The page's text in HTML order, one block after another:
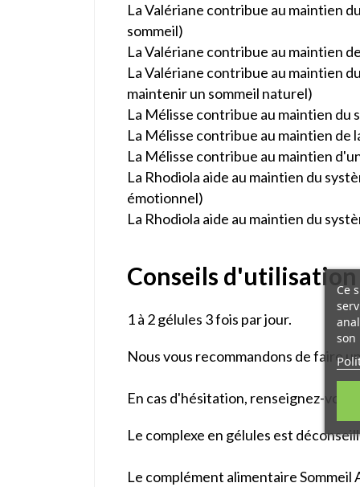
La Valériane contribue au maintien
sommeil)
La Valériane contribue au maintien
La Valériane contribue au maintien
maintenir un sommeil naturel)
La Mélisse contribue au maintien du
La Mélisse contribue au maintien de
La Mélisse contribue au maintien
La Rhodiola aide au maintien du
émotionnel)
La Rhodiola aide au maintien du
Conseils d'utilisation
1 à 2 gélules 3 fois par jour.
Nous vous recommandons de faire
En cas d'hésitation, renseignez-
Le complexe en gélules est
Le complément alimentaire Sommeil
Ce
son